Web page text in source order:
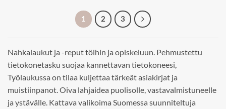
1 2 3
Nahkalaukut ja -reput töihin ja opiskeluun. Pehmustettu
tietokonetasku suojaa kannettavan tietokoneesi,
Työlaukussa on tilaa kuljettaa tärkeät asiakirjat ja
muistiinpanot. Oiva lahjaidea puolisolle, vastavalmistuneelle
ja ystävälle. Kattava valikoima Suomessa suunniteltuja